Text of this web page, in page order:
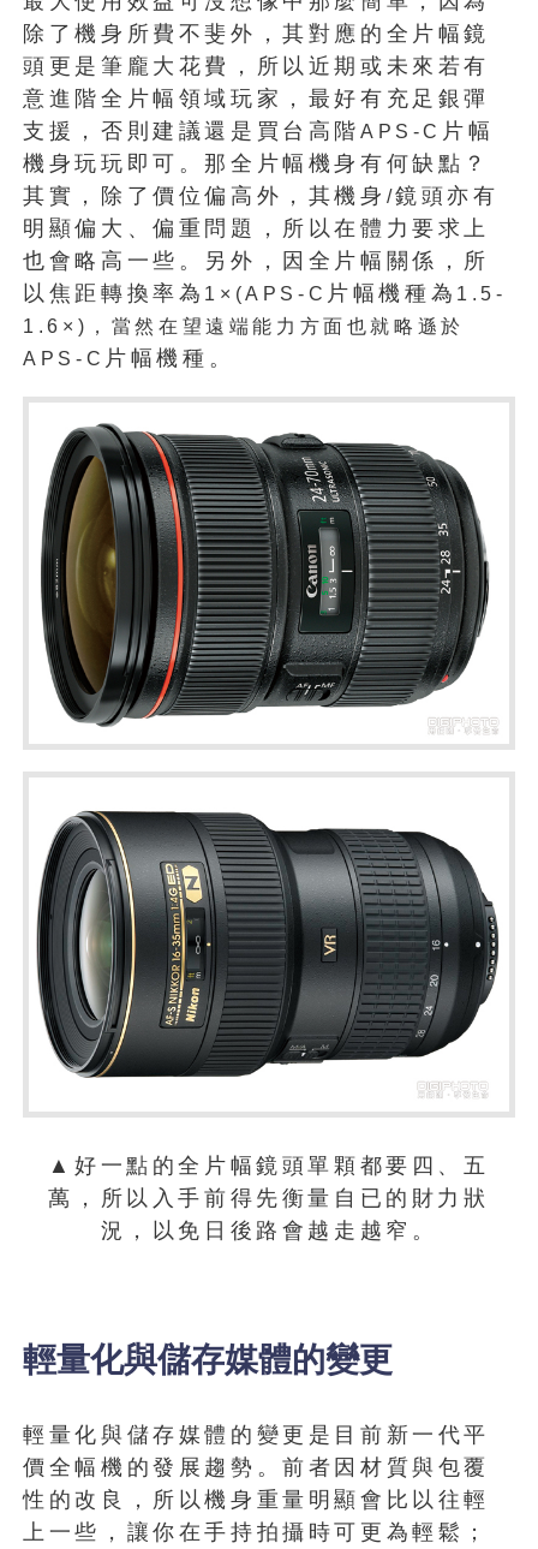
除了機身所費不斐外，其對應的全片幅鏡
頭更是筆龐大花費，所以近期或未來若有
意進階全片幅領域玩家，最好有充足銀彈
支援，否則建議還是買台高階 APS-C 片幅
機身玩玩即可。那全片幅機身有何缺點？
其實，除了價位偏高外，其機身 /鏡頭亦有
明顯偏大、偏重問題，所以在體力要求上
也會略高一些。另外，因全片幅關係，所
以焦距轉換率為 1×(APS-C 片幅機種為 1.5-
1.6×) ，當然在望遠端能力方面也就略遜於
APS-C 片幅機種。
▲好一點的全片幅鏡頭單顆都要四、五
萬，所以入手前得先衡量自已的財力狀
況，以免日後路會越走越窄。
輕量化與儲存媒體的變更
輕量化與儲存媒體的變更是目前新一代平
價全幅機的發展趨勢。前者因材質與包覆
性的改良，所以機身重量明顯會比以往輕
上一些，讓你在手持拍攝時可更為輕鬆；